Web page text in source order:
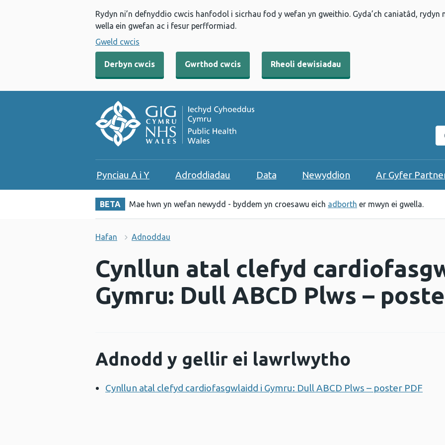
Rydyn ni’n defnyddio cwcis hanfodol i sicrhau fod y wefan yn gweithio. Gyda’ch caniatâd,
wella ein gwefan ac i fesur perfformiad.
Gweld cwcis
Derbyn cwcis Gwrthod cwcis Rheoli dewisiadau
Pynciau A i Y Adroddiadau Data Newyddion Ar Gyfer
BETA Mae hwn yn wefan newydd - byddem yn croesawu eich adborth er mwyn ei gwella.
Hafan Adnoddau
Cynllun atal clefyd
Gymru: Dull ABCD Plws –
Adnodd y gellir ei lawrlwytho
Cynllun atal clefyd cardiofasgwlaidd i Gymru: Dull ABCD Plws – poster PDF